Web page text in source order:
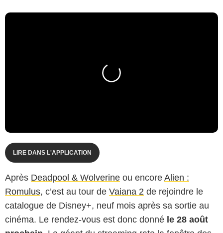
LIRE DANS L'APPLICATION
Après Deadpool & Wolverine ou encore Alien :
Romulus, c’est au tour de Vaiana 2 de rejoindre le
catalogue de Disney+, neuf mois après sa sortie au
cinéma. Le rendez-vous est donc donné le 28 août